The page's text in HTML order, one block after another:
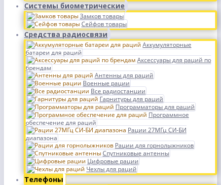
Системы биометрические
Замков товары
Сейфов товары
Средства радиосвязи
Аккумуляторные
батареи для раций
Аксессуары для раций по
брендам
Антенны для раций
Военные рации
Все радиостанции
Гарнитуры для раций
Программаторы для раций
Программное
обеспечение для раций
Рации 27МГц СИ-БИ
диапазона
Рации для горнолыжников
Спутниковые антенны
Цифровые рации
Чехлы для раций
Телефоны